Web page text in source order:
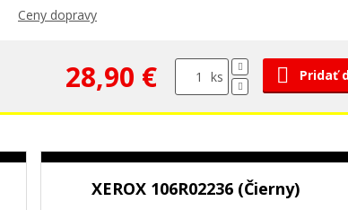
Ceny dopravy
28,90 € ks Pridať
XEROX 106R02236 (Čierny)